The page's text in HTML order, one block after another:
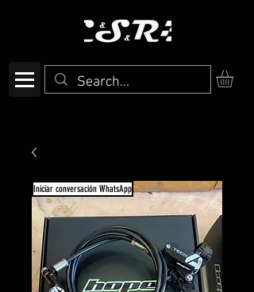
Iniciar conversación WhatsApp